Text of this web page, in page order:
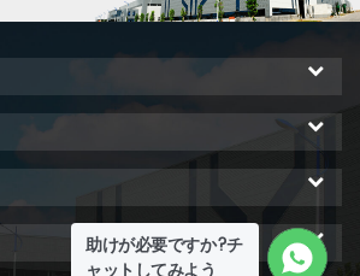
助けが必要ですか?チ